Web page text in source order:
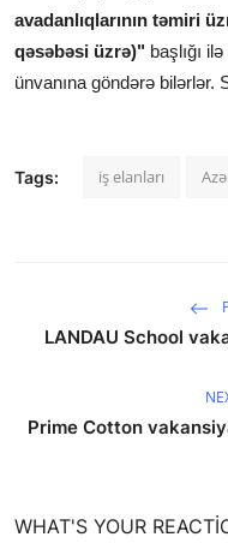
avadanlıqlarının təmiri
qəsəbəsi üzrə)" başlığı ilə
ünvanına göndərə bilərlər.
Tags: iş elanları
LANDAU School
Prime Cotton
WHAT'S YOUR